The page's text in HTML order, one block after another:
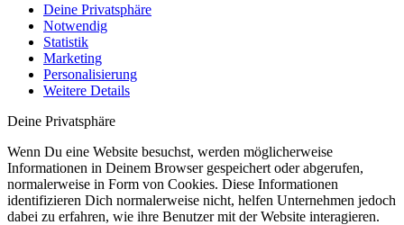
Deine Privatsphäre
Notwendig
Statistik
Marketing
Personalisierung
Weitere Details
Deine Privatsphäre
Wenn Du eine Website besuchst, werden möglicherweise
Informationen in Deinem Browser gespeichert oder abgerufen,
normalerweise in Form von Cookies. Diese Informationen
identifizieren Dich normalerweise nicht, helfen Unternehmen jedoch
dabei zu erfahren, wie ihre Benutzer mit der Website interagieren.